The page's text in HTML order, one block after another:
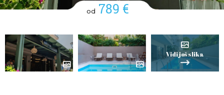
od 789 €
Vidi još slika